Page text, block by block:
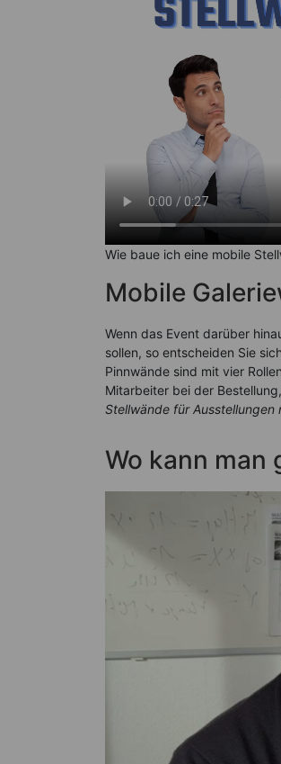
Wie baue ich eine mobile
Mobile
Wenn das Event darüber
sollen, so entscheiden Sie
Pinnwände sind mit vier
Mitarbeiter bei der
Stellwände für Ausstellungen
Wo kann man